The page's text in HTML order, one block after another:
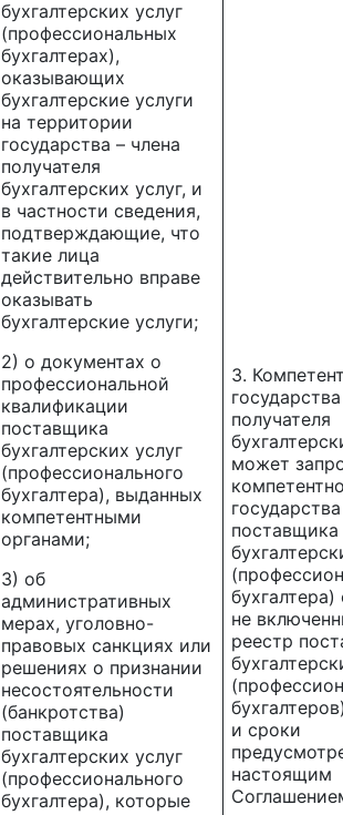
бухгалтерских услуг
(профессиональных
бухгалтерах),
оказывающих
бухгалтерские услуги
на территории
государства – члена
получателя
бухгалтерских услуг, и
в частности сведения,
подтверждающие, что
такие лица
действительно вправе
оказывать
бухгалтерские услуги;
2) о документах о
профессиональной
квалификации
поставщика
бухгалтерских услуг
(профессионального
бухгалтера), выданных
компетентными
органами;
3) об
административных
мерах, уголовно-
правовых санкциях или
решениях о признании
несостоятельности
(банкротства)
поставщика
бухгалтерских услуг
(профессионального
бухгалтера), которые
3.
получателя
может
поставщика
бухгалтера)
не
реестр
и сроки
настоящим